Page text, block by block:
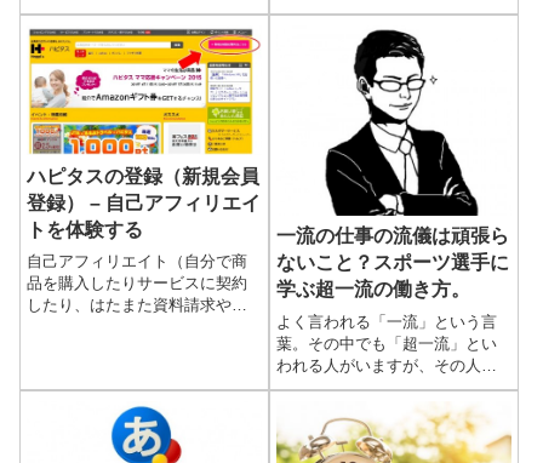
どうしたらよいか分からない、
という場合があります。アドセ
ンス審査を通過する大前提とし
ては、審査に出したブログの記
事１...
いう場合が出てきます。例えば
グーグルの無料サービス「グー
グルのサーチコンソール」にサ
ハピタスの登録（新規会員
登録） – 自己アフィリエイ
トを体験する
自己アフィリエイト（自分で商
品を購入したりサービスに契約
したり、はたまた資料請求や無
て使用したのがここで紹介して
一流の仕事の流儀は頑張ら
ないこと？スポーツ選手に
学ぶ超一流の働き方。
よく言われる「一流」という言
葉。その中でも「超一流」とい
われる人がいますが、その人達
はどうしてそう呼ばれ、そうし
た域に達しているのでしょう？
スポーツの世界で言えば、多く
の「超一流」と呼ばれる選手が